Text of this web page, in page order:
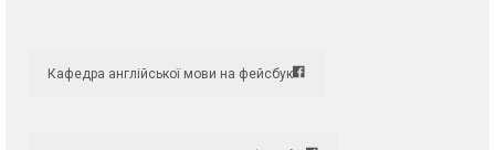
Кафедра англійської мови на фейсбук